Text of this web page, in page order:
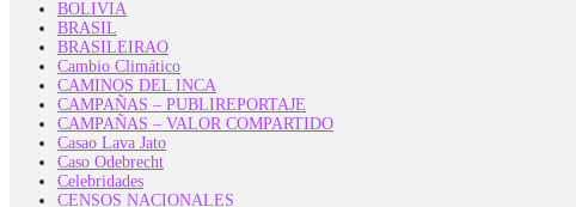
BOLIVIA
BRASIL
BRASILEIRAO
Cambio Climático
CAMINOS DEL INCA
CAMPAÑAS – PUBLIREPORTAJE
CAMPAÑAS – VALOR COMPARTIDO
Casao Lava Jato
Caso Odebrecht
Celebridades
CENSOS NACIONALES